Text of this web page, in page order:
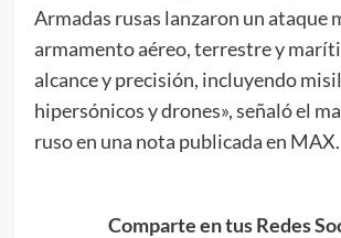
Armadas rusas lanzaron un ataque
armamento aéreo, terrestre y
alcance y precisión, incluyendo
hipersónicos y drones», señaló el
ruso en una nota publicada en MAX.
Comparte en tus Redes